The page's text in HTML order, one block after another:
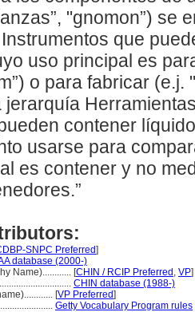
"gnomon”) se
que
uso principal es
o para fabricar (e.j.
contener
usarse para
es contener y no
SNPC Preferred]
database (2000-)
Name)............ [CHIN / RCIP Preferred , VP]
CHIN database (1988-)
[VP Preferred]
Getty Vocabulary Program rules